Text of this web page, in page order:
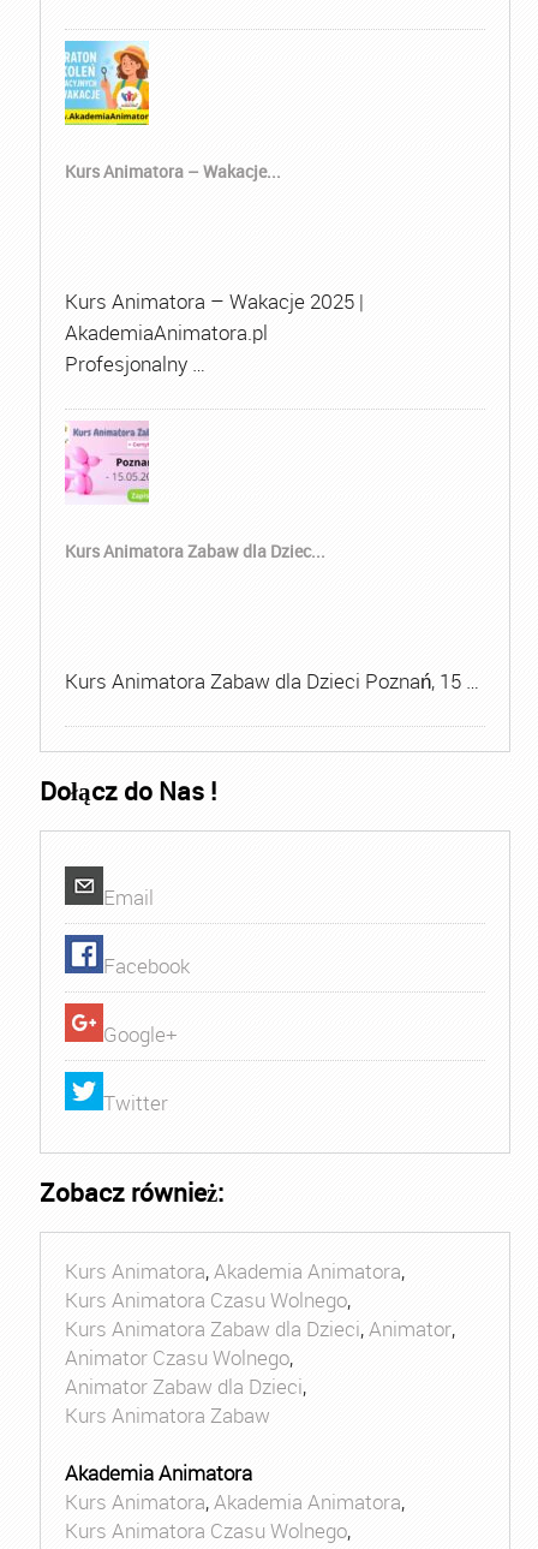
Kurs Animatora – Wakacje...
Kurs Animatora – Wakacje 2025 |
AkademiaAnimatora.pl
Profesjonalny …
Kurs Animatora Zabaw dla Dziec...
Kurs Animatora Zabaw dla Dzieci Poznań, 15 …
Dołącz do Nas !
Email
Facebook
Google+
Twitter
Zobacz również:
Kurs Animatora,Akademia Animatora,
Kurs Animatora Czasu Wolnego,
Kurs Animatora Zabaw dla Dzieci,Animator,
Animator Czasu Wolnego,
Animator Zabaw dla Dzieci,
Kurs Animatora Zabaw
Akademia Animatora
Kurs Animatora,Akademia Animatora,
Kurs Animatora Czasu Wolnego,